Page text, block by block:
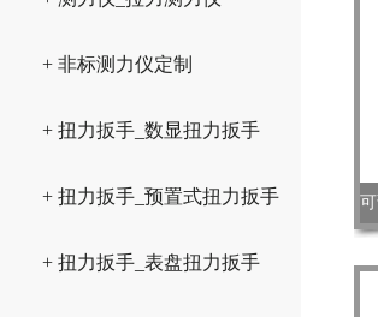
+ 非标测力仪定制
+ 扭力扳手_数显扭力扳手
+ 扭力扳手_预置式扭力扳手
+ 扭力扳手_表盘扭力扳手